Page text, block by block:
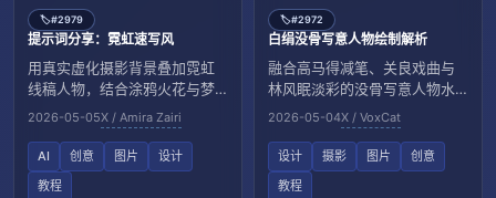
🏷️#2979
提示词分享：霓虹速写风
用真实虚化摄影背景叠加霓虹
线稿人物，结合涂鸦火花与梦
幻混合质感。
2026-05-05X / Amira Zairi
AI 创意 图片
设计
教程
🏷️#2972
白绢没骨写意人物绘制解析
融合高马得减笔、关良戏曲与
林风眠淡彩的没骨写意人物水
墨技法。强调连续湿墨成形与
大面积留白点景。
2026-05-04X / VoxCat
设计 摄影 图片
创意
教程